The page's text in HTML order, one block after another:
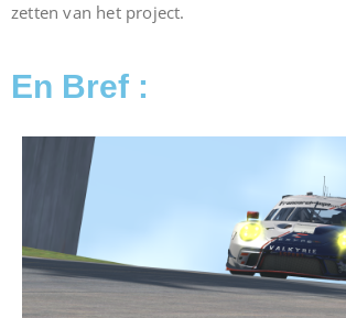
zetten van het project.
En Bref :